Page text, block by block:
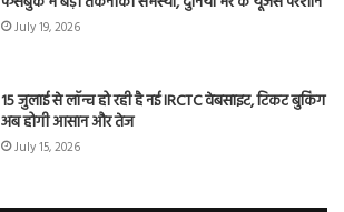
July 19, 2026
15 जुलाई से लॉन्च हो रही है नई IRCTC वेबसाइट, टिकट बुकिंग
अब होगी आसान और तेज
July 15, 2026